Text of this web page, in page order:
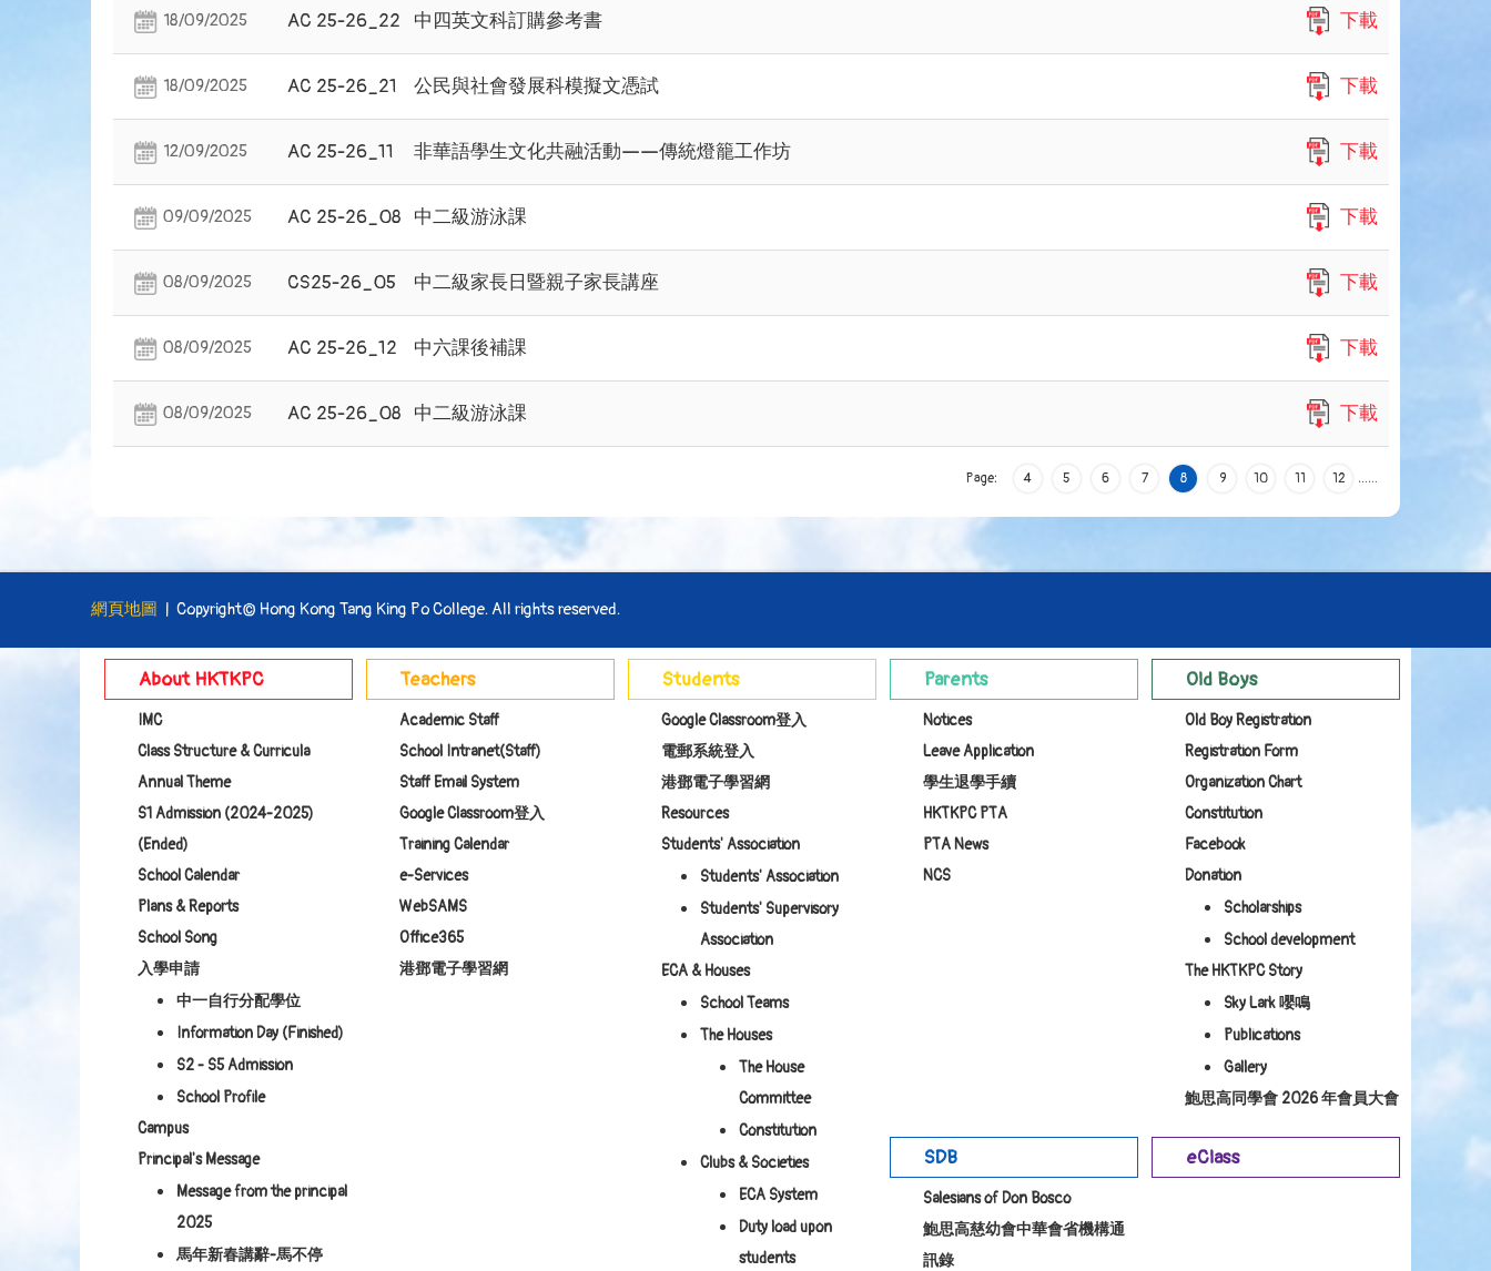
18/09/2025 AC 25-26_22 中四英文科訂購參考書 下載
18/09/2025 AC 25-26_21 公民與社會發展科模擬文憑試 下載
12/09/2025 AC 25-26_11 非華語學生文化共融活動——傳統燈籠工作坊 下載
09/09/2025 AC 25-26_08 中二級游泳課 下載
08/09/2025 CS25-26_05 中二級家長日暨親子家長講座 下載
08/09/2025 AC 25-26_12 中六課後補課 下載
08/09/2025 AC 25-26_08 中二級游泳課 下載
Page: …
4 5 6 7 8 9 10 11 12 …
網頁地圖 | Copyright© Hong Kong Tang King Po College. All rights reserved.
About HKTKPC
IMC
Class Structure & Curricula
Annual Theme
S1 Admission (2024-2025)
(Ended)
School Calendar
Plans & Reports
School Song
入學申請
中一自行分配學位
Information Day (Finished)
S2 - S5 Admission
School Profile
Campus
Principal's Message
Message from the principal
2025
馬年新春講辭-馬不停
Teachers
Academic Staff
School Intranet(Staff)
Staff Email System
Google Classroom登入
Training Calendar
e-Services
WebSAMS
Office365
港鄧電子學習網
Students
Google Classroom登入
電郵系統登入
港鄧電子學習網
Resources
Students' Association
Students' Association
Students' Supervisory
Association
ECA & Houses
School Teams
The Houses
The House
Committee
Constitution
Clubs & Societies
ECA System
Duty load upon
students
Parents
Notices
Leave Application
學生退學手續
HKTKPC PTA
PTA News
NCS
Old Boys
Old Boy Registration
Registration Form
Organization Chart
Constitution
Facebook
Donation
Scholarships
School development
The HKTKPC Story
Sky Lark 嚶鳴
Publications
Gallery
鮑思高同學會 2026 年會員大會
SDB
Salesians of Don Bosco
鮑思高慈幼會中華會省機構通
訊錄
eClass